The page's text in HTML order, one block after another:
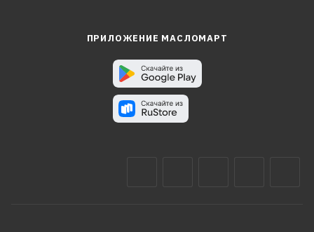
ПРИЛОЖЕНИЕ МАСЛОМАРТ